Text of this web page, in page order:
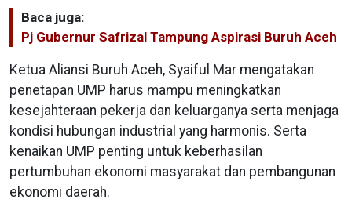
Baca juga:
Pj Gubernur Safrizal Tampung Aspirasi Buruh Aceh
Ketua Aliansi Buruh Aceh, Syaiful Mar mengatakan
penetapan UMP harus mampu meningkatkan
kesejahteraan pekerja dan keluarganya serta menjaga
kondisi hubungan industrial yang harmonis. Serta
kenaikan UMP penting untuk keberhasilan
pertumbuhan ekonomi masyarakat dan pembangunan
ekonomi daerah.